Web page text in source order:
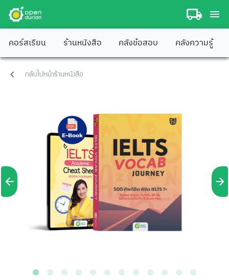
คอร์สเรียน ร้านหนังสือ คลังข้อสอบ คลังความรู้
กลับไปหน้าร้านหนังสือ